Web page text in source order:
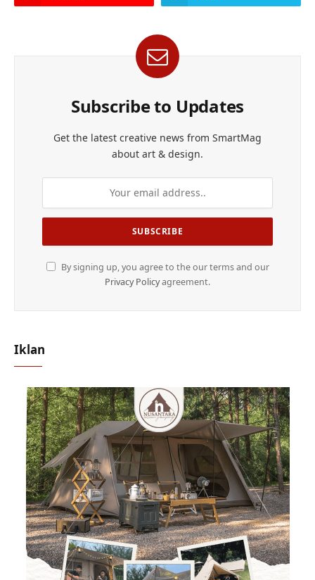
Subscribe to Updates
Get the latest creative news from SmartMag
about art & design.
By signing up, you agree to the our terms and our
Privacy Policyagreement.
Iklan